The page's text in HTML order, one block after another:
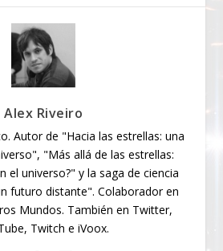
Alex Riveiro
Autor de "Hacia las estrellas: una
"Más allá de las estrellas:
el universo?" y la saga de ciencia
futuro distante". Colaborador en
Mundos. También en Twitter,
Twitch e iVoox.